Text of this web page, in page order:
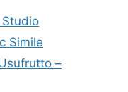
Simile
–